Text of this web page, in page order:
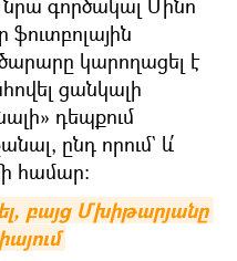
նրա գործակալ Մինո
կարողացել է
ցանկալի
դեպքում
ընդ որում` և՛
համար:
բայց Մխիթարյանը